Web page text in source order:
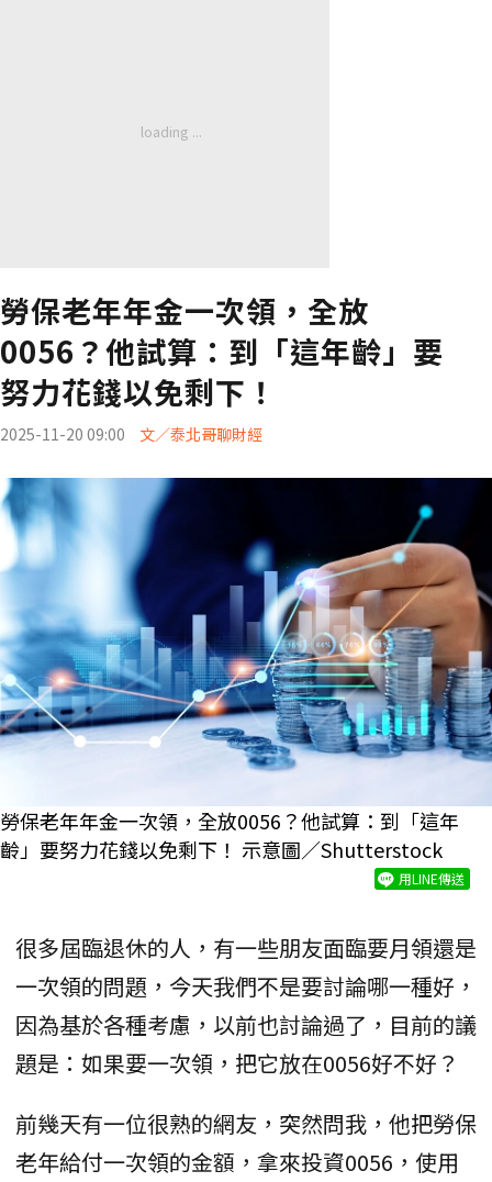
勞保老年年金一次領，全放
0056？他試算：到「這年齡」要
努力花錢以免剩下！
2025-11-20 09:00 文／泰北哥聊財經
勞保老年年金一次領，全放0056？他試算：到「這年
齡」要努力花錢以免剩下！ 示意圖／Shutterstock
用LINE傳送
很多屆臨退休的人，有一些朋友面臨要月領還是
一次領的問題，今天我們不是要討論哪一種好，
因為基於各種考慮，以前也討論過了，目前的議
題是：如果要一次領，把它放在0056好不好？
前幾天有一位很熟的網友，突然問我，他把勞保
老年給付一次領的金額，拿來投資0056，使用